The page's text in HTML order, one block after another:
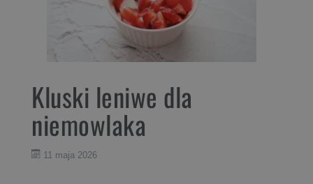
Kluski leniwe dla
niemowlaka
11 maja 2026